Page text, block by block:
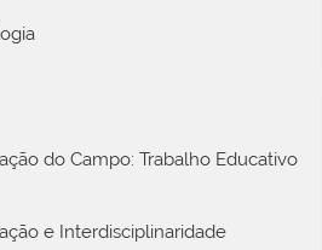
do Campo: Trabalho Educativo
e Interdisciplinaridade